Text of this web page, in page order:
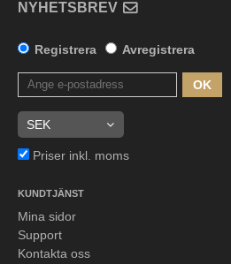
NYHETSBREV
Registrera Avregistrera
OK
Priser inkl. moms
KUNDTJÄNST
Mina sidor
Support
Kontakta oss